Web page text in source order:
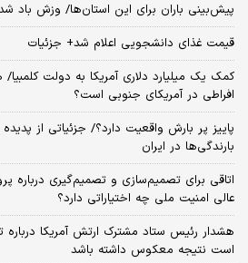
پیش‌بینی باران برای این استان‌ها/ وزش باد
قیمت غذای دانشجویی اعلام شد+ جزئیات
کمک یک میلیارد دلاری آمریکا به دولت
افراطی در آمریکای جنوبی است؟
پاییز پر بارش واقعیت دارد؟/ جزئیاتی از پدیده
بارندگی‌ها در ایران
اتاقی برای تصمیم‌سازی و تصمیم‌گیری
عالی امنیت ملی چه اختیاراتی دارد؟
هشدار رئیس ستاد مشترک ارتش آمریکا درباره
است نتیجه معکوس داشته باشد